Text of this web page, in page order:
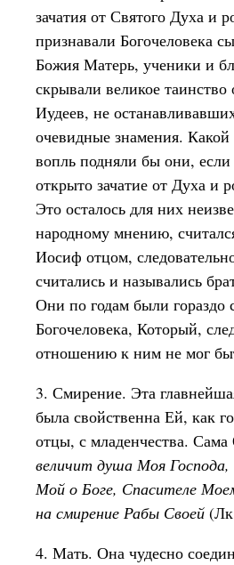
зачатия от Святого Духа и
признавали Богочеловека
Божия Матерь, ученики и
скрывали великое
Иудеев, не
очевидные знамения. Какой
вопль подняли бы они,
открыто зачатие от Духа и
Это осталось для них
народному мнению,
Иосиф отцом,
считались и назывались
Они по годам были гораздо
Богочеловека, Который,
отношению к ним не мог
3. Смирение. Эта
была свойственна Ей, как
отцы, с младенчества. Сама
величит душа Моя Господа,
Мой о Боге, Спасителе
на смирение Рабы Своей
4. Мать. Она чудесно